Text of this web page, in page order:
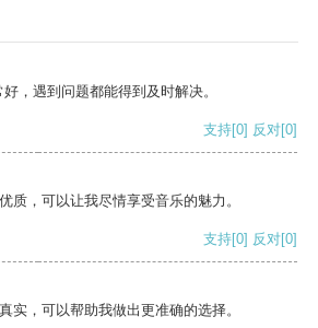
，遇到问题都能得到及时解决。
支持[0] 反对[0]
质，可以让我尽情享受音乐的魅力。
支持[0] 反对[0]
实，可以帮助我做出更准确的选择。